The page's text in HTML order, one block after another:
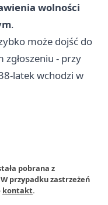
wolności
.
może dojść do
- przy
latek wchodzi w
pobrana z
przypadku zastrzeżeń
kontakt.